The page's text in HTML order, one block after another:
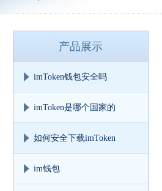
产品展示
imToken钱包安全吗
imToken是哪个国家的
如何安全下载imToken
im钱包